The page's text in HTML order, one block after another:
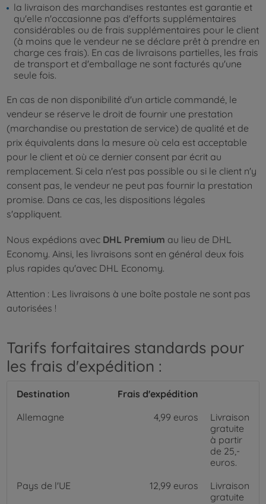
la livraison des marchandises restantes est garantie et
qu'elle n'occasionne pas d'efforts supplémentaires
considérables ou de frais supplémentaires pour le client
(à moins que le vendeur ne se déclare prêt à prendre en
charge ces frais). En cas de livraisons partielles, les frais
de transport et d'emballage ne sont facturés qu'une
seule fois.
En cas de non disponibilité d'un article commandé, le
vendeur se réserve le droit de fournir une prestation
(marchandise ou prestation de service) de qualité et de
prix équivalents dans la mesure où cela est acceptable
pour le client et où ce dernier consent par écrit au
remplacement. Si cela n'est pas possible ou si le client n'y
consent pas, le vendeur ne peut pas fournir la prestation
promise. Dans ce cas, les dispositions légales
s'appliquent.
Nous expédions avec DHL Premium au lieu de DHL
Economy. Ainsi, les livraisons sont en général deux fois
plus rapides qu'avec DHL Economy.
Attention : Les livraisons à une boîte postale ne sont pas
autorisées !
Tarifs forfaitaires standards pour
les frais d'expédition :
Destination
Frais d'expédition
Allemagne
4,99 euros
Livraison
gratuite
à partir
de 25,-
euros.
Pays de l'UE
12,99 euros
Livraison
gratuite